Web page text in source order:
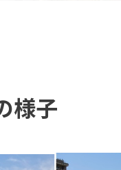
様子